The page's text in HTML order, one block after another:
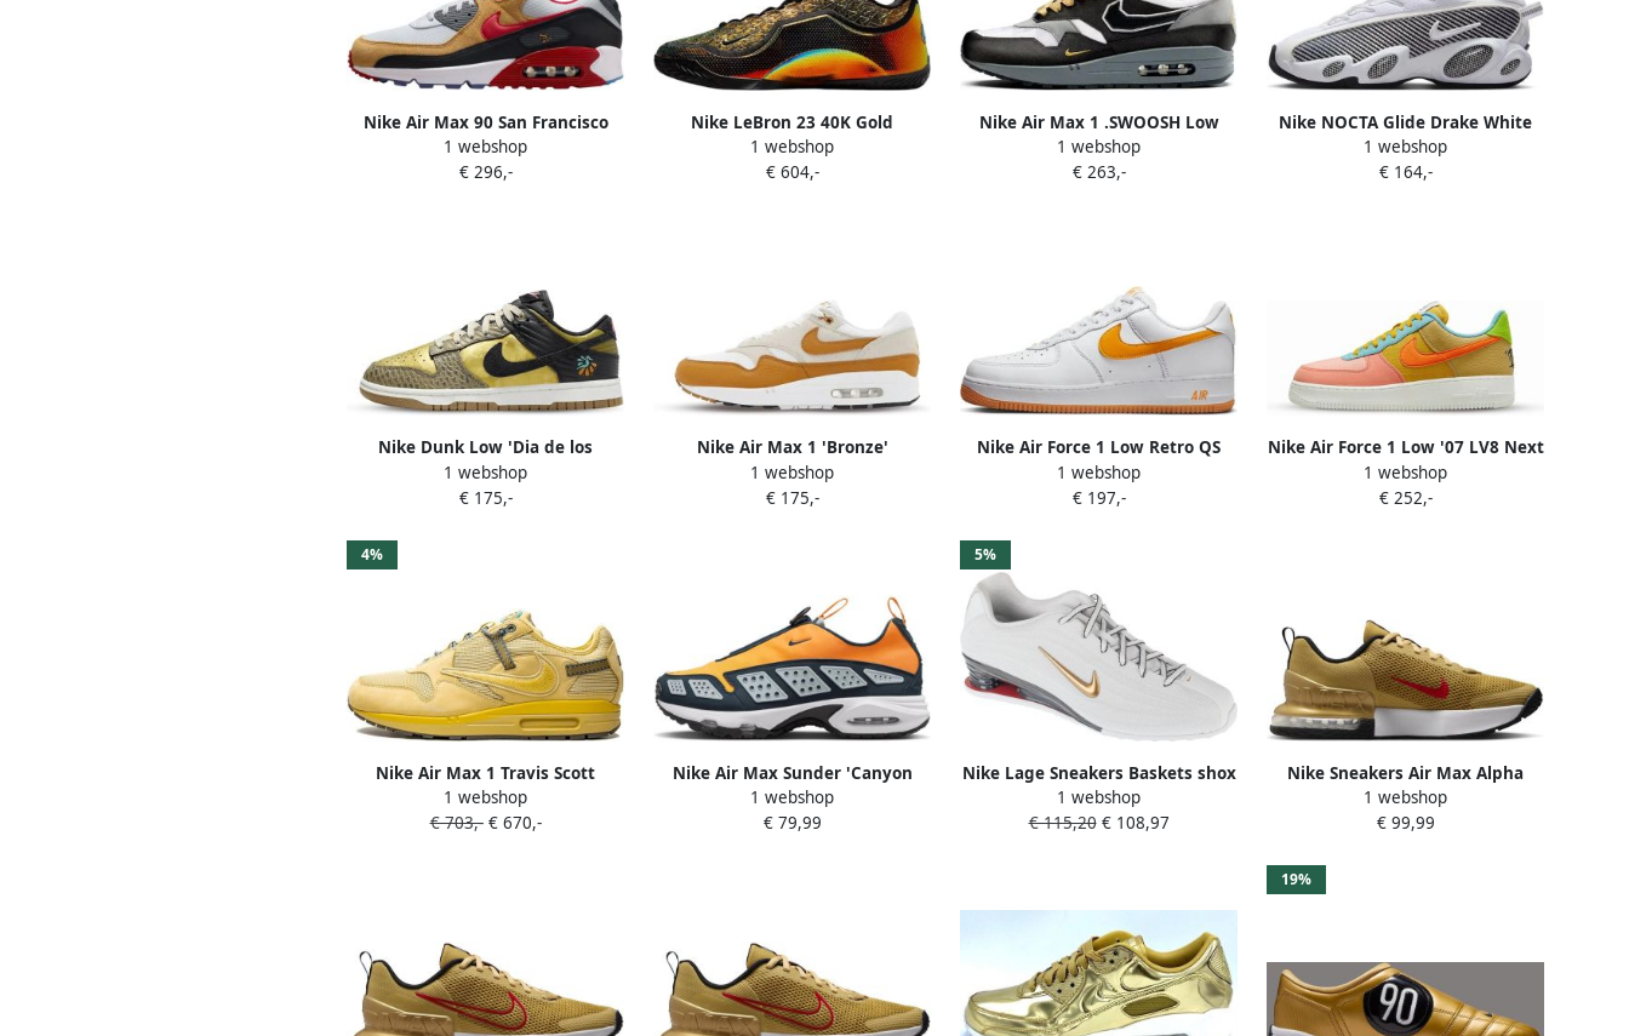
Nike Air Max 90 San Francisco
49ers
1 webshop
€ 296,-
Nike LeBron 23 40K Gold
1 webshop
€ 604,-
Nike Air Max 1 .SWOOSH Low
Poly Big Head Mode
1 webshop
€ 263,-
Nike NOCTA Glide Drake White
Black
1 webshop
€ 164,-
Nike Dunk Low 'Dia de los
Muertos' (W)
1 webshop
€ 175,-
Nike Air Max 1 'Bronze'
1 webshop
€ 175,-
Nike Air Force 1 Low Retro QS
Color Of The Month White
University Gold
1 webshop
€ 197,-
Nike Air Force 1 Low '07 LV8 Next
Nature Sun Club
1 webshop
€ 252,-
4%
Nike Air Max 1 Travis Scott
Cactus Jack Saturn Gold
1 webshop
€ 703,-€ 670,-
Nike Air Max Sunder 'Canyon
Gold Deep Ocean' (W)
1 webshop
€ 79,99
5%
Nike Lage Sneakers Baskets shox
z blanc métallisé
1 webshop
€ 115,20€ 108,97
Nike Sneakers Air Max Alpha
Trainer
1 webshop
€ 99,99
19%